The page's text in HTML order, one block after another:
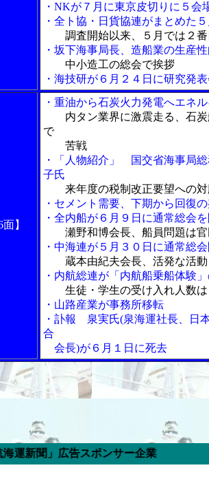
・NKが７月に東京皮切りに５会
・全ト協・日貨協連がまとめた
調査開始以来、５月では２番
・坂下海事局長、造船業の生産
中小造工の総会で挨拶
・海技研が６月２４日に研究発
】
・重油から石炭火力発電へエネ
内タン業界に激震走る、石
で
苦戦
・「人物紹介」 国交省海事局
子氏
来年度の税制改正要望への
・セメント需要、下期から回復
・全内船が６月９日に通常総会
瀬野和博会長、船員問題は
・中海連が５月３０日に通常総
蔵本由紀夫会長、活発な活
・内航総連が「内航船乗船体験
生徒・学生の受け入れ人数
・山路産業が事務所移転
・訃報 泉実氏(泉海運社長、日
合
会長)が６月１日に死去
スポンサー企業